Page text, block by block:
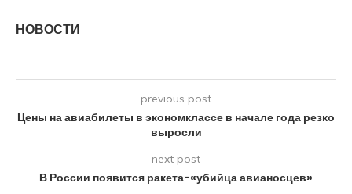
НОВОСТИ
previous post
Цены на авиабилеты в экономклассе в начале года резко
выросли
next post
В России появится ракета-«убийца авианосцев»